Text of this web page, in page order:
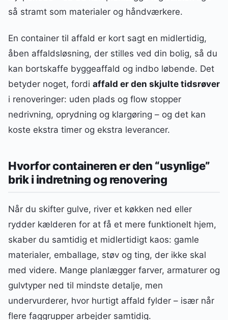
så stramt som materialer og håndværkere.
En container til affald er kort sagt en midlertidig,
åben affaldsløsning, der stilles ved din bolig, så du
kan bortskaffe byggeaffald og indbo løbende. Det
betyder noget, fordi affald er den skjulte tidsrøver
i renoveringer: uden plads og flow stopper
nedrivning, oprydning og klargøring – og det kan
koste ekstra timer og ekstra leverancer.
Hvorfor containeren er den “usynlige”
brik i indretning og renovering
Når du skifter gulve, river et køkken ned eller
rydder kælderen for at få et mere funktionelt hjem,
skaber du samtidig et midlertidigt kaos: gamle
materialer, emballage, støv og ting, der ikke skal
med videre. Mange planlægger farver, armaturer og
gulvtyper ned til mindste detalje, men
undervurderer, hvor hurtigt affald fylder – især når
flere faggrupper arbejder samtidig.